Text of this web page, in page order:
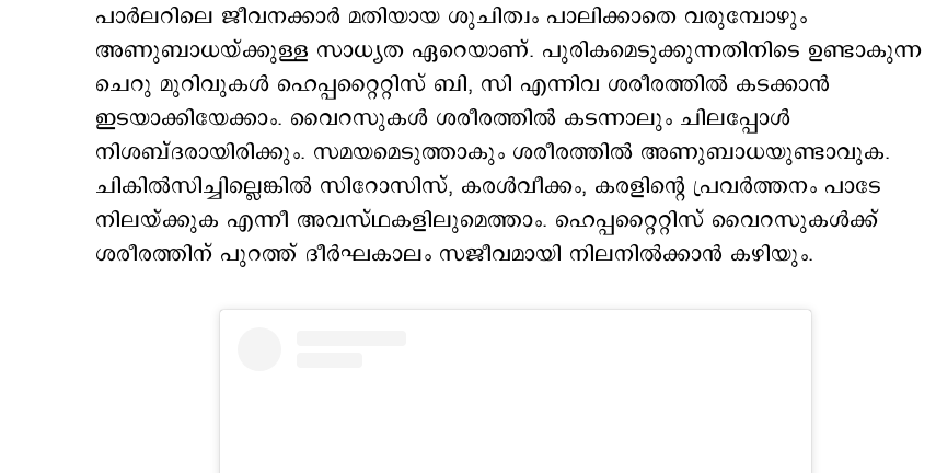
പാര്‍ലറിലെ ജീവനക്കാര്‍ മതിയായ ശുചിത്വം പാലിക്കാതെ വരുമ്പോഴും
അണുബാധയ്ക്കുള്ള സാധ്യത ഏറെയാണ്. പുരികമെടുക്കുന്നതിനിടെ ഉണ്ടാകുന്ന
ചെറു മുറിവുകള്‍ ഹെപ്പറ്റൈറ്റിസ് ബി, സി എന്നിവ ശരീരത്തില്‍ കടക്കാന്‍
ഇടയാക്കിയേക്കാം. വൈറസുകള്‍ ശരീരത്തില്‍ കടന്നാലും ചിലപ്പോള്‍
നിശബ്ദരായിരിക്കും. സമയമെടുത്താകും ശരീരത്തില്‍ അണുബാധയുണ്ടാവുക.
ചികില്‍സിച്ചില്ലെങ്കില്‍ സിറോസിസ്, കരള്‍വീക്കം, കരളിന്‍റെ പ്രവര്‍ത്തനം പാടേ
നിലയ്ക്കുക എന്നീ അവസ്ഥകളിലുമെത്താം. ഹെപ്പറ്റൈറ്റിസ് വൈറസുകള്‍ക്ക്
ശരീരത്തിന് പുറത്ത് ദീര്‍ഘകാലം സജീവമായി നിലനില്‍ക്കാന്‍ കഴിയും.